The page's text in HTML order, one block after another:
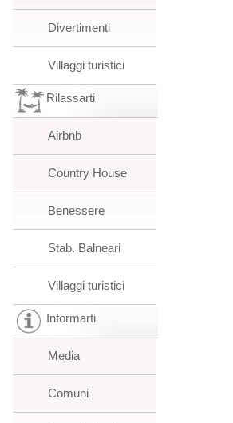
Divertimenti
Villaggi turistici
Rilassarti
Airbnb
Country House
Benessere
Stab. Balneari
Villaggi turistici
Informarti
Media
Comuni